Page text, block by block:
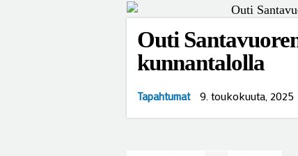
Outi
kunnantalolla
Tapahtumat 9. toukokuuta, 2025